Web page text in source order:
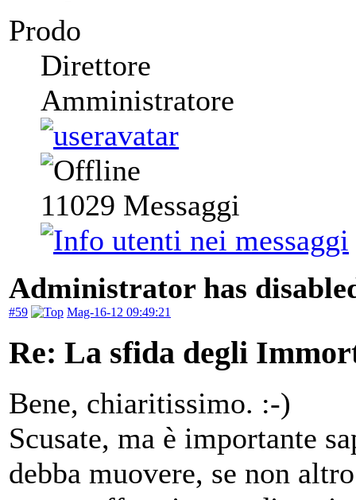
Prodo
Direttore
Amministratore
11029 Messaggi
Administrator has
#59 Mag-16-12 09:49:21
Re: La sfida degli
Bene, chiaritissimo. :-)
Scusate, ma è importante
debba muovere, se non